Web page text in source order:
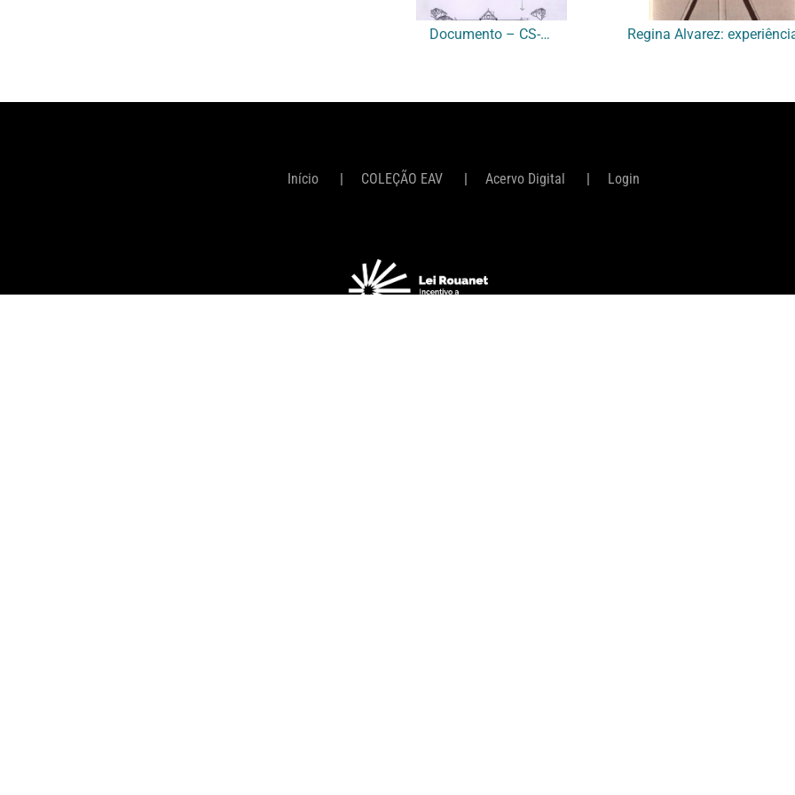
Documento – CS-0144
Início COLEÇÃO EAV Acervo Digital Login